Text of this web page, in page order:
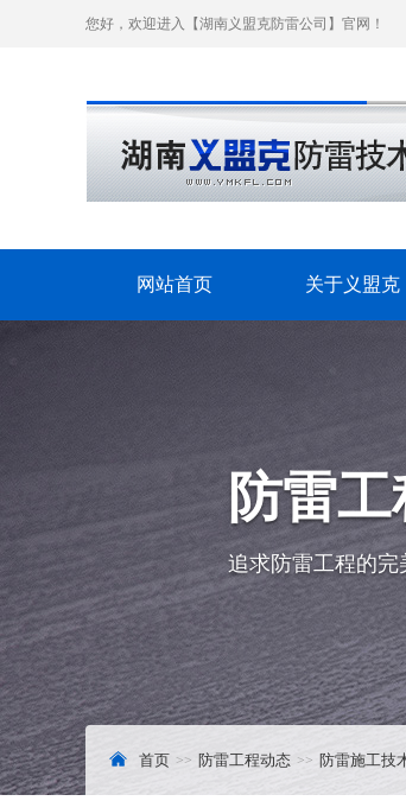
您好，欢迎进入【湖南义盟克防雷公司】官网！
网站首页 关于义盟克
防雷
追求防雷工程的
首页 防雷工程动态 防雷施工技